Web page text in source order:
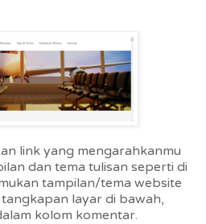
link yang mengarahkanmu
dan tema tulisan seperti di
tampilan/tema website
layar di bawah,
kolom komentar.